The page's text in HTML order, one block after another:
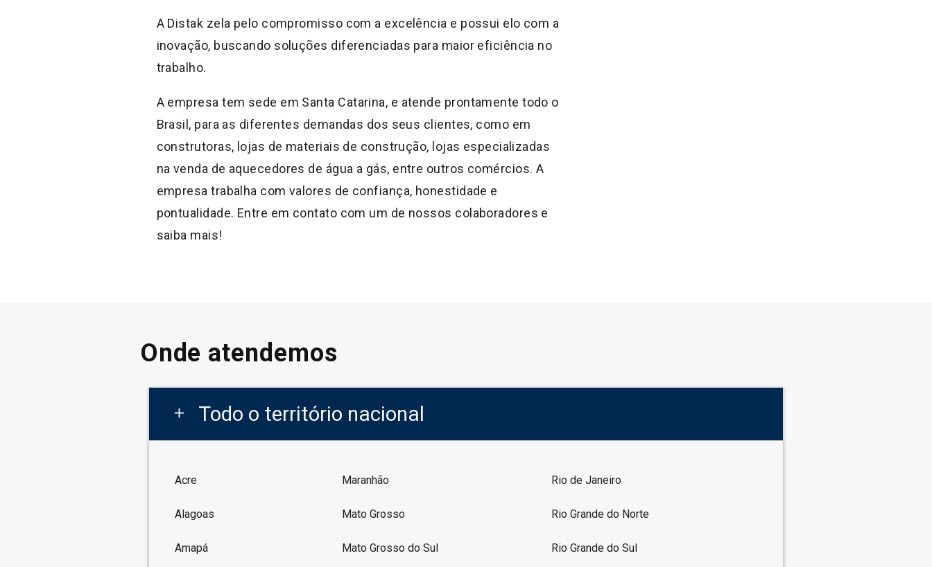
A Distak zela pelo compromisso com a excelência e possui elo com a
inovação, buscando soluções diferenciadas para maior eficiência no
trabalho.
A empresa tem sede em Santa Catarina, e atende prontamente todo o
Brasil, para as diferentes demandas dos seus clientes, como em
construtoras, lojas de materiais de construção, lojas especializadas
na venda de aquecedores de água a gás, entre outros comércios. A
empresa trabalha com valores de confiança, honestidade e
pontualidade. Entre em contato com um de nossos colaboradores e
saiba mais!
Onde atendemos
add Todo o território nacional
Acre Maranhão Rio de Janeiro
Alagoas Mato Grosso Rio Grande do Norte
Amapá Mato Grosso do Sul Rio Grande do Sul